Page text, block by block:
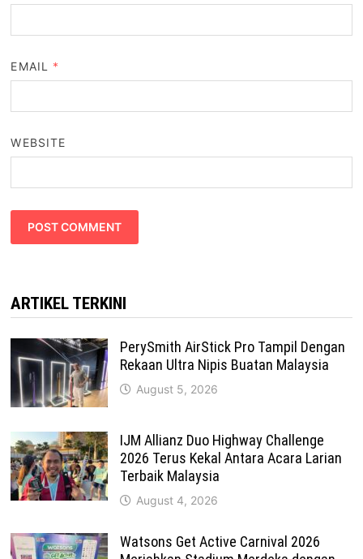
EMAIL *
WEBSITE
ARTIKEL TERKINI
PerySmith AirStick Pro Tampil Dengan
Rekaan Ultra Nipis Buatan Malaysia
August 5, 2026
IJM Allianz Duo Highway Challenge
2026 Terus Kekal Antara Acara Larian
Terbaik Malaysia
August 4, 2026
Watsons Get Active Carnival 2026